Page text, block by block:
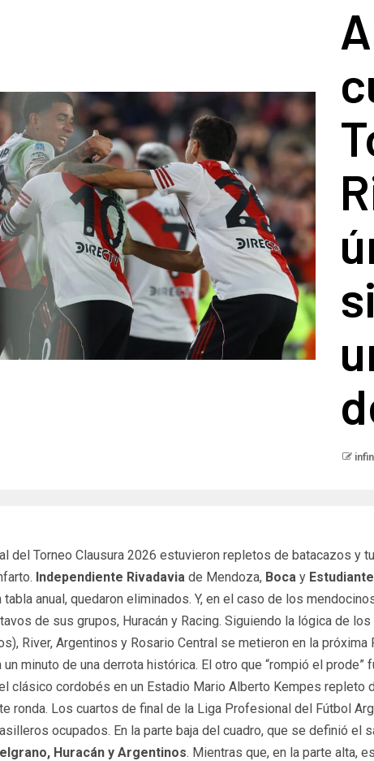
del Torneo Clausura 2026 estuvieron repletos de batacazos y
Independiente Rivadaviade Mendoza, Bocay
anual, quedaron eliminados. Y, en el caso de los
de sus grupos, Huracán y Racing. Siguiendo la lógica de
River, Argentinos y Rosario Central se metieron en la próxima
minuto de una derrota histórica. El otro que “rompió el prode”
clásico cordobés en un Estadio Mario Alberto Kempes repleto
ronda. Los cuartos de final de la Liga Profesional del Fútbol
ocupados. En la parte baja del cuadro, que se definió el
Huracán y Argentinos. Mientras que, en la parte alta,